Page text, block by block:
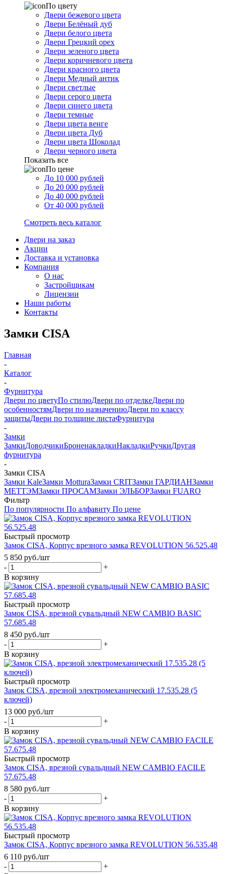
По цвету
Двери бежевого цвета
Двери Белёный дуб
Двери белого цвета
Двери Грецкий орех
Двери зеленого цвета
Двери коричневого цвета
Двери красного цвета
Двери Медный антик
Двери светлые
Двери серого цвета
Двери синего цвета
Двери темные
Двери цвета венге
Двери цвета Дуб
Двери цвета Шоколад
Двери черного цвета
Показать все
По цене
До 10 000 рублей
До 20 000 рублей
До 40 000 рублей
От 40 000 рублей
Смотреть весь каталог
Двери на заказ
Акции
Доставка и установка
Компания
О нас
Застройщикам
Лицензии
Наши работы
Контакты
Замки CISA
Главная
-
Каталог
-
Фурнитура
Двери по цветуПо стилюДвери по отделкеДвери по
особенностямДвери по назначениюДвери по классу
защитыДвери по толщине листаФурнитура
-
Замки
ЗамкиДоводчикиБроненакладкиНакладкиРучкиДругая
фурнитура
-
Замки CISA
Замки KaleЗамки MotturaЗамки CRITЗамки ГАРДИАНЗамки
МЕТТЭМЗамки ПРОСАМЗамки ЭЛЬБОРЗамки FUARO
Фильтр
По популярности По алфавиту По цене
Быстрый просмотр
Замок CISA, Корпус врезного замка REVOLUTION 56.525.48
5 850 руб./шт
-
+
В корзину
Быстрый просмотр
Замок CISA, врезной сувальдный NEW CAMBIO BASIC
57.685.48
8 450 руб./шт
-
+
В корзину
Быстрый просмотр
Замок CISA, врезной электромеханический 17.535.28 (5
ключей)
13 000 руб./шт
-
+
В корзину
Быстрый просмотр
Замок CISA, врезной сувальдный NEW CAMBIO FACILE
57.675.48
8 580 руб./шт
-
+
В корзину
Быстрый просмотр
Замок CISA, Корпус врезного замка REVOLUTION 56.535.48
6 110 руб./шт
-
+